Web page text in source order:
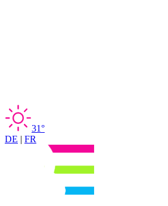
31°
DE | FR